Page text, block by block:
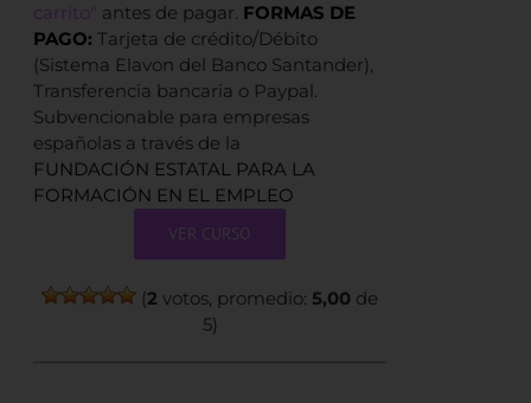
carrito" antes de pagar. FORMAS DE
PAGO: Tarjeta de crédito/Débito
(Sistema Elavon del Banco Santander),
Transferencia bancaria o Paypal.
Subvencionable para empresas
españolas a través de la
FUNDACIÓN ESTATAL PARA LA
FORMACIÓN EN EL EMPLEO
VER CURSO
(2 votos, promedio:5,00 de
5)